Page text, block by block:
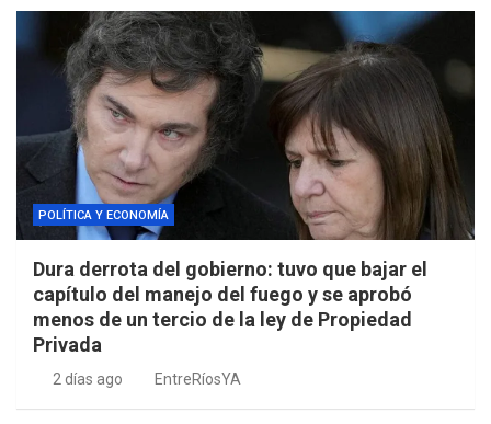
POLÍTICA Y ECONOMÍA
Dura derrota del gobierno: tuvo que bajar el
capítulo del manejo del fuego y se aprobó
menos de un tercio de la ley de Propiedad
Privada
2 días ago EntreRíosYA